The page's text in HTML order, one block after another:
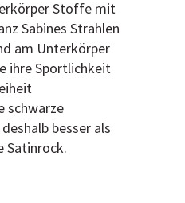
Stoffe mit
Sabines Strahlen
am Unterkörper
ihre Sportlichkeit
schwarze
besser als
Satinrock.